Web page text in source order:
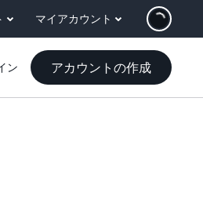
マイアカウント
ン アカウントの作成